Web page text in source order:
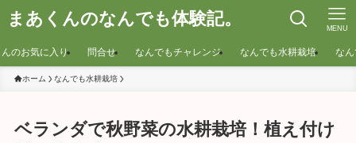
まあくんのなんでも体験記。 MENU
のお気に入り 問合せ なんでもチャレンジ なんでも水耕栽培 な
ホーム なんでも水耕栽培
ベランダで秋野菜の水耕栽培！植え付け